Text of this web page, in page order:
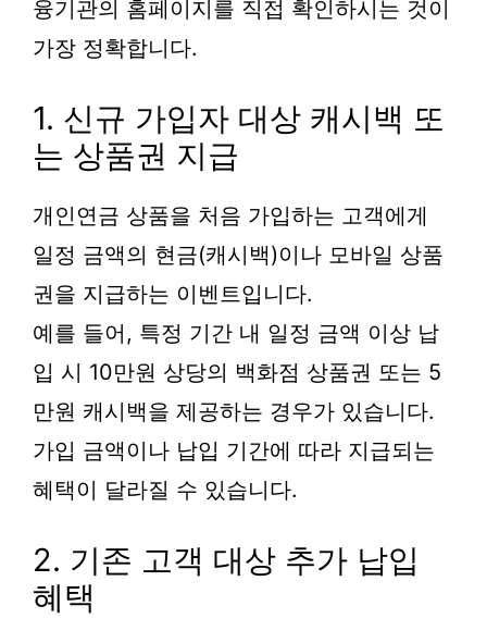
융기관의 홈페이지를 직접 확인하시는 것이
가장 정확합니다.
1. 신규 가입자 대상 캐시백 또
는 상품권 지급
개인연금 상품을 처음 가입하는 고객에게
일정 금액의 현금(캐시백)이나 모바일 상품
권을 지급하는 이벤트입니다.
예를 들어, 특정 기간 내 일정 금액 이상 납
입 시 10만원 상당의 백화점 상품권 또는 5
만원 캐시백을 제공하는 경우가 있습니다.
가입 금액이나 납입 기간에 따라 지급되는
혜택이 달라질 수 있습니다.
2. 기존 고객 대상 추가 납입
혜택